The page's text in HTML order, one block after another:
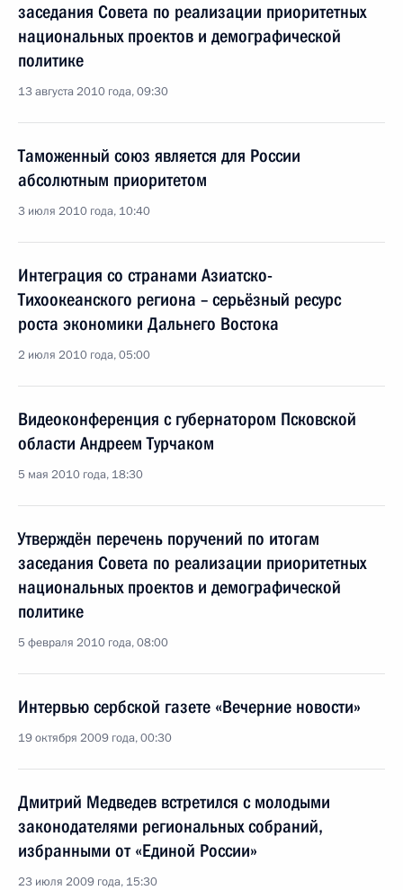
заседания Совета по реализации приоритетных
национальных проектов и демографической
политике
13 августа 2010 года, 09:30
Таможенный союз является для России
абсолютным приоритетом
3 июля 2010 года, 10:40
Интеграция со странами Азиатско-
Тихоокеанского региона – серьёзный ресурс
роста экономики Дальнего Востока
2 июля 2010 года, 05:00
Видеоконференция с губернатором Псковской
области Андреем Турчаком
5 мая 2010 года, 18:30
Утверждён перечень поручений по итогам
заседания Совета по реализации приоритетных
национальных проектов и демографической
политике
5 февраля 2010 года, 08:00
Интервью сербской газете «Вечерние новости»
19 октября 2009 года, 00:30
Дмитрий Медведев встретился с молодыми
законодателями региональных собраний,
избранными от «Единой России»
23 июля 2009 года, 15:30